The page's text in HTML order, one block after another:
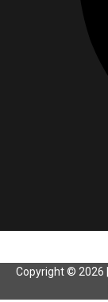
Copyright © 2026